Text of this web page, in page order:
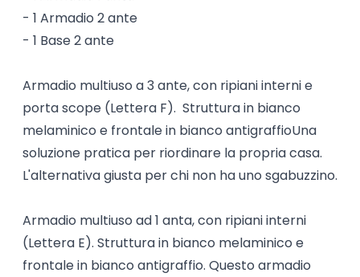
- 1 Armadio 2 ante
- 1 Base 2 ante
Armadio multiuso a 3 ante, con ripiani interni e
porta scope (Lettera F). Struttura in bianco
melaminico e frontale in bianco antigraffioUna
soluzione pratica per riordinare la propria casa.
L'alternativa giusta per chi non ha uno sgabuzzino.
Armadio multiuso ad 1 anta, con ripiani interni
(Lettera E). Struttura in bianco melaminico e
frontale in bianco antigraffio. Questo armadio